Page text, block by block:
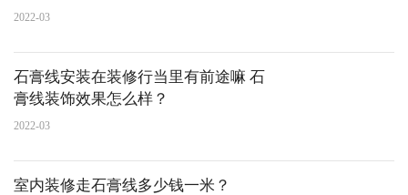
2022-03
石膏线安装在装修行当里有前途嘛 石
膏线装饰效果怎么样？
2022-03
室内装修走石膏线多少钱一米？